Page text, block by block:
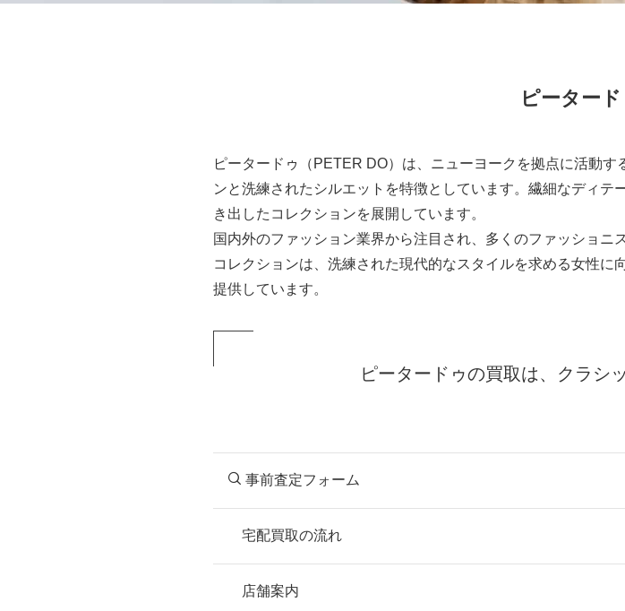
ピーター
ピータードゥ（PETER DO）は、ニューヨークを拠点に活動
ンと洗練されたシルエットを特徴としています。繊細なディテ
き出したコレクションを展開しています。
国内外のファッション業界から注目され、多くのファッショ
コレクションは、洗練された現代的なスタイルを求める女性
提供しています。
ピータードゥの買取は、クラシ
事前査定フォーム
宅配買取の流れ
お申込み
店舗案内